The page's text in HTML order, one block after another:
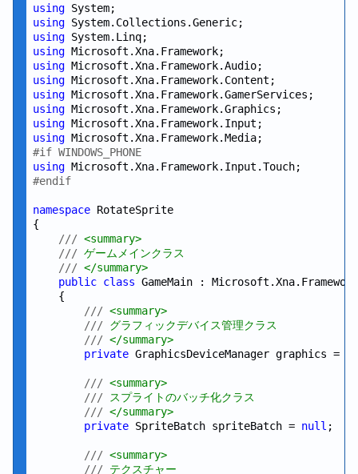
using
using
using
using
using
using
using
using
using
using
#if WINDOWS_PHONE
using
#endif
namespace RotateSprite
{
/// <summary>
/// ゲームメインクラス
/// </summary>
public class GameMain :
    {
/// <summary>
/// グラフィックデバイス管理クラス
/// </summary>
private GraphicsDeviceManager graphics =
/// <summary>
/// スプライトのバッチ化クラス
/// </summary>
private SpriteBatch spriteBatch = null ;
/// <summary>
/// テクスチャー